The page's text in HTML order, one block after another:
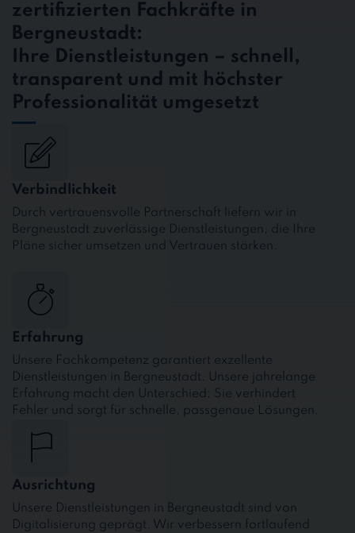
zertifizierten Fachkräfte in
Bergneustadt:
Ihre Dienstleistungen – schnell,
transparent und mit höchster
Professionalität umgesetzt
Verbindlichkeit
Durch vertrauensvolle Partnerschaft liefern wir in
Bergneustadt zuverlässige Dienstleistungen, die Ihre
Pläne sicher umsetzen und Vertrauen stärken.
Erfahrung
Unsere Fachkompetenz garantiert exzellente
Dienstleistungen in Bergneustadt. Unsere jahrelange
Erfahrung macht den Unterschied: Sie verhindert
Fehler und sorgt für schnelle, passgenaue Lösungen.
Ausrichtung
Unsere Dienstleistungen in Bergneustadt sind von
Digitalisierung geprägt. Wir verbessern fortlaufend